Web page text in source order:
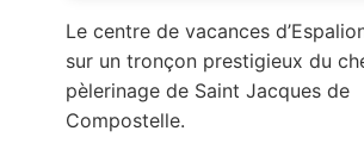
Le centre de vacances
sur un tronçon prestigieux du
pèlerinage de Saint Jacques de
Compostelle.